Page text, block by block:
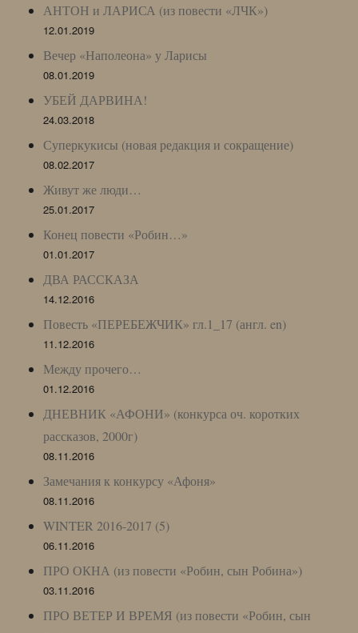
АНТОН и ЛАРИСА (из повести «ЛЧК»)
12.01.2019
Вечер «Наполеона» у Ларисы
08.01.2019
УБЕЙ ДАРВИНА!
24.03.2018
Суперкукисы (новая редакция и сокращение)
08.02.2017
Живут же люди…
25.01.2017
Конец повести «Робин…»
01.01.2017
ДВА РАССКАЗА
14.12.2016
Повесть «ПЕРЕБЕЖЧИК» гл.1_17 (англ. en)
11.12.2016
Между прочего…
01.12.2016
ДНЕВНИК «АФОНИ» (конкурса оч. коротких
рассказов, 2000г)
08.11.2016
Замечания к конкурсу «Афоня»
08.11.2016
WINTER 2016-2017 (5)
06.11.2016
ПРО ОКНА (из повести «Робин, сын Робина»)
03.11.2016
ПРО ВЕТЕР И ВРЕМЯ (из повести «Робин, сын